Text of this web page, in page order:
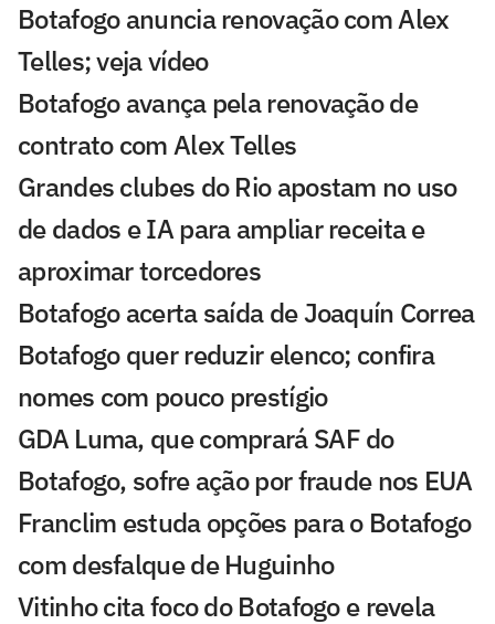
Botafogo anuncia renovação com Alex
Telles; veja vídeo
Botafogo avança pela renovação de
contrato com Alex Telles
Grandes clubes do Rio apostam no uso
de dados e IA para ampliar receita e
aproximar torcedores
Botafogo acerta saída de Joaquín Correa
Botafogo quer reduzir elenco; confira
nomes com pouco prestígio
GDA Luma, que comprará SAF do
Botafogo, sofre ação por fraude nos EUA
Franclim estuda opções para o Botafogo
com desfalque de Huguinho
Vitinho cita foco do Botafogo e revela